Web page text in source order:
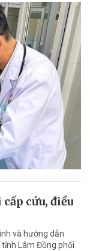
cứu, điều
và hướng dẫn
tỉnh Lâm Đồng phối